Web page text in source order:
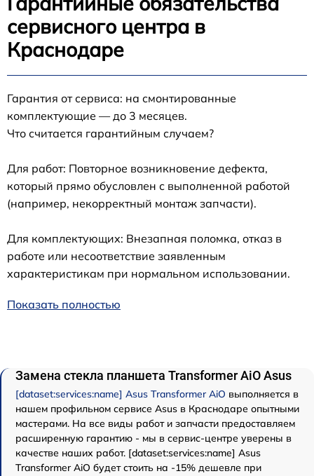
сервисного центра в
Краснодаре
Гарантия от сервиса: на смонтированные
комплектующие — до 3 месяцев.
Что считается гарантийным случаем?
Для работ: Повторное возникновение дефекта,
который прямо обусловлен с выполненной работой
(например, некорректный монтаж запчасти).
Для комплектующих: Внезапная поломка, отказ в
работе или несоответствие заявленным
характеристикам при нормальном использовании.
Показать полностью
Замена стекла планшета Transformer AiO Asus
[dataset:services:name] Asus Transformer AiO выполняется в
нашем профильном сервисе Asus в Краснодаре опытными
мастерами. На все виды работ и запчасти предоставляем
расширенную гарантию - мы в сервис-центре уверены в
качестве наших работ. [dataset:services:name] Asus
Transformer AiO будет стоить на -15% дешевле при